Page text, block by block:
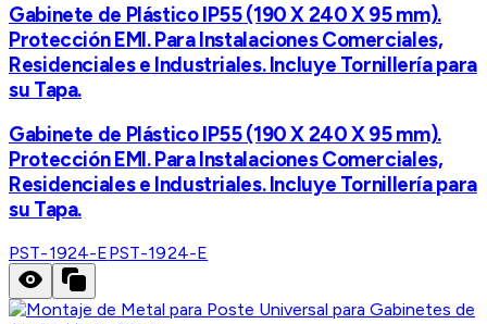
Gabinete de Plástico IP55 (190 X 240 X 95 mm).
Protección EMI. Para Instalaciones Comerciales,
Residenciales e Industriales. Incluye Tornillería para
su Tapa.
Gabinete de Plástico IP55 (190 X 240 X 95 mm).
Protección EMI. Para Instalaciones Comerciales,
Residenciales e Industriales. Incluye Tornillería para
su Tapa.
PST-1924-EPST-1924-E